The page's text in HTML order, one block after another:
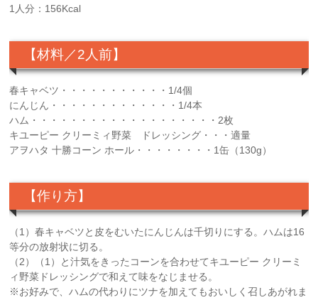
1人分：156Kcal
【材料／2人前】
春キャベツ・・・・・・・・・・・1/4個
にんじん・・・・・・・・・・・・・1/4本
ハム・・・・・・・・・・・・・・・・・・・2枚
キユーピー クリーミィ野菜 ドレッシング・・・適量
アヲハタ 十勝コーン ホール・・・・・・・・1缶（130g）
【作り方】
（1）春キャベツと皮をむいたにんじんは千切りにする。ハムは16
等分の放射状に切る。
（2）（1）と汁気をきったコーンを合わせてキユーピー クリーミ
ィ野菜ドレッシングで和えて味をなじませる。
※お好みで、ハムの代わりにツナを加えてもおいしく召しあがれま